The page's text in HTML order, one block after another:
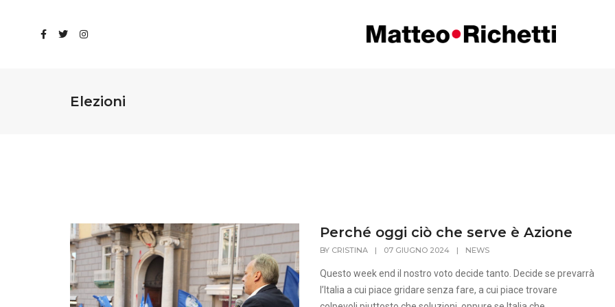
Elezioni
Perché oggi ciò che serve è Azione
BY CRISTINA | 07 GIUGNO 2024 | NEWS
Questo week end il nostro voto decide tanto. Decide se prevarrà
l’Italia a cui piace gridare senza fare, a cui piace trovare